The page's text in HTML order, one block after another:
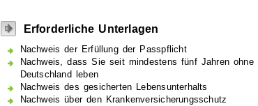
Erforderliche Unterlagen
Nachweis der Erfüllung der Passpflicht
Nachweis, dass Sie seit mindestens fünf Jahren
Deutschland leben
Nachweis des gesicherten Lebensunterhalts
Nachweis über den Krankenversicherungsschutz